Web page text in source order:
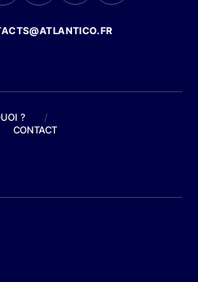
?
/
CONTACT